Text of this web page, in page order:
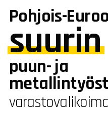
Pohjois-
suurin
puun- ja